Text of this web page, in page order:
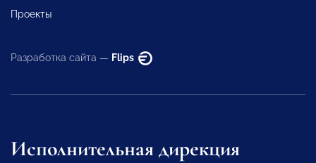
Проекты
Разработка сайта — Flips
Исполнительная дирекция